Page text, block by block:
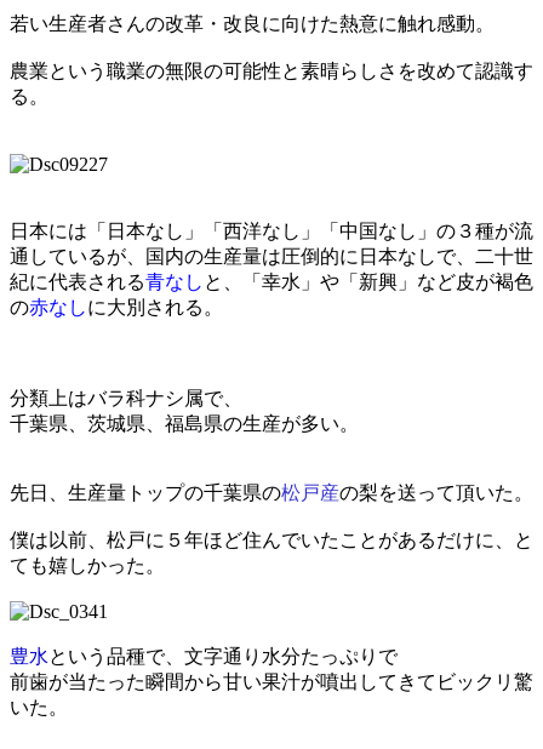
若い生産者さんの改革・改良に向けた熱意に触れ感動。
農業という職業の無限の可能性と素晴らしさを改めて認識す
る。
日本には「日本なし」「西洋なし」「中国なし」の３種が流
通しているが、国内の生産量は圧倒的に日本なしで、二十世
紀に代表される青なし と、「幸水」や「新興」など皮が褐色
の赤なしに大別される。
分類上はバラ科ナシ属で、
千葉県、茨城県、福島県の生産が多い。
先日、生産量トップの千葉県の松戸産の梨を送って頂いた。
僕は以前、松戸に５年ほど住んでいたことがあるだけに、と
ても嬉しかった。
豊水という品種で、文字通り水分たっぷりで
前歯が当たった瞬間から甘い果汁が噴出してきてビックリ驚
いた。